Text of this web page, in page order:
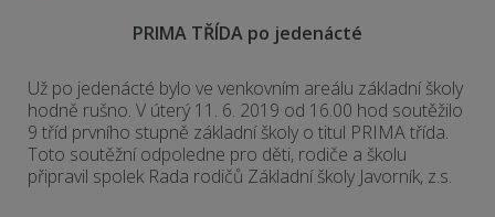
PRIMA TŘÍDA po jedenácté
Už po jedenácté bylo ve venkovním areálu základní školy
hodně rušno. V úterý 11. 6. 2019 od 16.00 hod soutěžilo
9 tříd prvního stupně základní školy o titul PRIMA třída.
Toto soutěžní odpoledne pro děti, rodiče a školu
připravil spolek Rada rodičů Základní školy Javorník, z.s.